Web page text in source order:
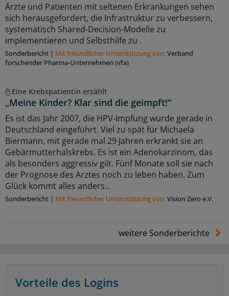
Ärzte und Patienten mit seltenen Erkrankungen sehen
sich herausgefordert, die Infrastruktur zu verbessern,
systematisch Shared-Decision-Modelle zu
implementieren und Selbsthilfe zu .
Sonderbericht | Mit freundlicher Unterstützung von:Verband
forschender Pharma-Unternehmen (vfa)
Eine Krebspatientin erzählt
„Meine Kinder? Klar sind die geimpft!“
Es ist das Jahr 2007, die HPV-Impfung wurde gerade in
Deutschland eingeführt. Viel zu spät für Michaela
Biermann, mit gerade mal 29 Jahren erkrankt sie an
Gebärmutterhalskrebs. Es ist ein Adenokarzinom, das
als besonders aggressiv gilt. Fünf Monate soll sie nach
der Prognose des Arztes noch zu leben haben. Zum
Glück kommt alles anders...
Sonderbericht | Mit freundlicher Unterstützung von:Vision Zero e.V.
weitere Sonderberichte
Vorteile des Logins